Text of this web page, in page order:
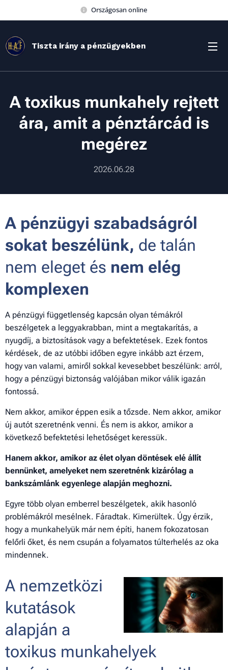
Országosan online
Tiszta irány a pénzügyekben
A toxikus munkahely rejtett
ára, amit a pénztárcád is
megérez
2026.06.28
A pénzügyi szabadságról
sokat beszélünk, de talán
nem eleget és nem elég
komplexen
A pénzügyi függetlenség kapcsán olyan témákról
beszélgetek a leggyakrabban, mint a megtakarítás, a
nyugdíj, a biztosítások vagy a befektetések. Ezek fontos
kérdések, de az utóbbi időben egyre inkább azt érzem,
hogy van valami, amiről sokkal kevesebbet beszélünk: arról,
hogy a pénzügyi biztonság valójában mikor válik igazán
fontossá.
Nem akkor, amikor éppen esik a tőzsde. Nem akkor, amikor
új autót szeretnénk venni. És nem is akkor, amikor a
következő befektetési lehetőséget keressük.
Hanem akkor, amikor az élet olyan döntések elé állít
bennünket, amelyeket nem szeretnénk kizárólag a
bankszámlánk egyenlege alapján meghozni.
Egyre több olyan emberrel beszélgetek, akik hasonló
problémákról mesélnek. Fáradtak. Kimerültek. Úgy érzik,
hogy a munkahelyük már nem építi, hanem fokozatosan
felőrli őket, és nem csupán a folyamatos túlterhelés az oka
mindennek.
A nemzetközi
kutatások
alapján a
toxikus munkahelyek